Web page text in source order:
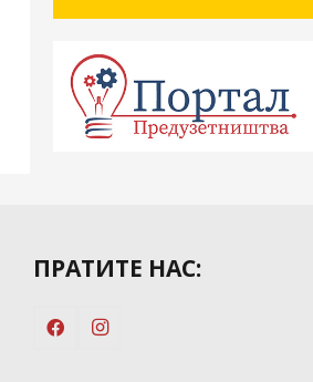
ПРАТИТЕ НАС: